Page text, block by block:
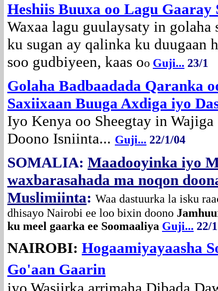
Heshiis Buuxa oo Lagu
Waxaa lagu guulaysaty in
ku sugan ay qalinka ku duugaan
soo gudbiyeen, kaas oo Guji... 23/1
Golaha Badbaadada Qaranka
Saxiixaan Buuga Axdiga iyo
Iyo Kenya oo Sheegtay in
Doono Isniinta... Guji... 22/1/04
SOMALIA: Maadooyinka iyo
waxbarasahada ma noqon
Muslimiinta: Waa dastuurka la isku
dhisayo Nairobi ee loo bixin doono
ku meel gaarka ee Soomaaliya Guji... 22/1
NAIROBI: Hogaamiyayaasha
Go'aan Gaarin